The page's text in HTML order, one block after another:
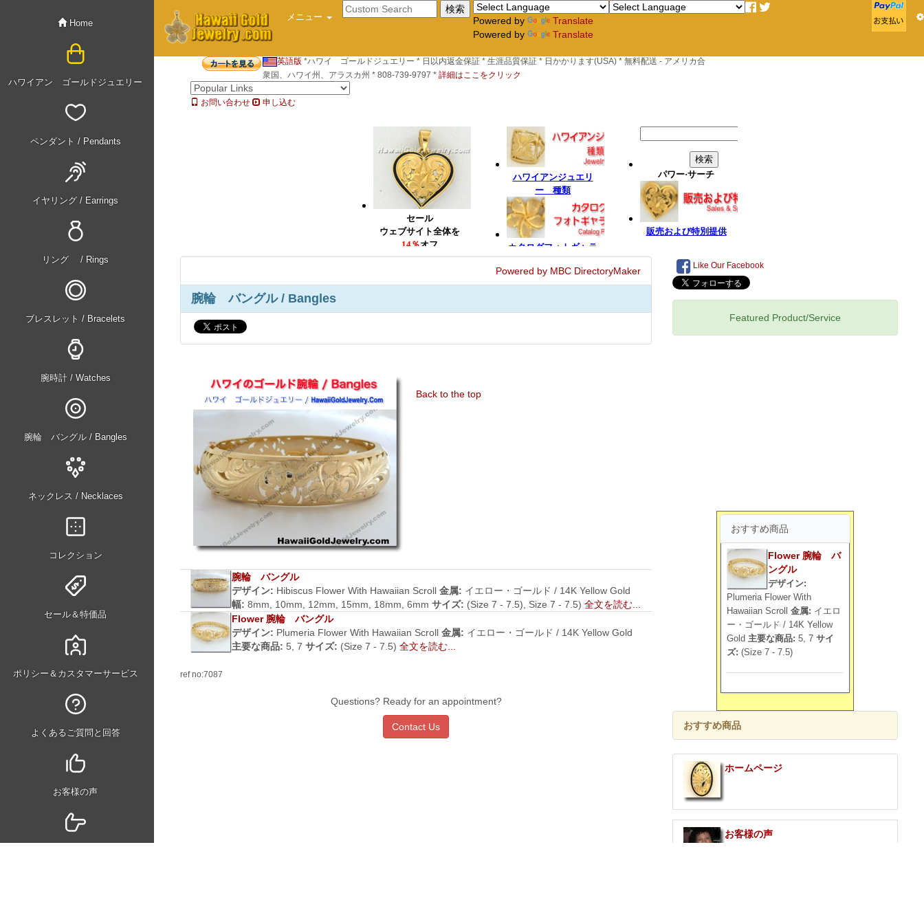
Home
ハワイアン ゴールドジュエリー
ペンダント / Pendants
イヤリング / Earrings
リング / Rings
ブレスレット / Bracelets
腕時計 / Watches
腕輪 バングル / Bangles
ネックレス / Necklaces
コレクション
セール＆特価品
ポリシー＆カスタマーサービス
よくあるご質問と回答
お客様の声
メニュー Powered by
Translate
Powered by
Translate
英語版 *ハワイ ゴールドジュエリー * 日以内返金保証 * 生涯品質保証 * 日かかります(USA) * 無料配送 - アメリカ合
衆国、ハワイ州、アラスカ州 * 808-739-9797 * 詳細はここをクリック
お問い合わせ 申し込む
Powered by MBC DirectoryMaker
腕輪 バングル / Bangles
Back to the top
腕輪 バングル
デザイン: Hibiscus Flower With Hawaiian Scroll 金属: イエロー・ゴールド / 14K Yellow Gold
幅: 8mm, 10mm, 12mm, 15mm, 18mm, 6mm サイズ: (Size 7 - 7.5), Size 7 - 7.5) 全文を読む...
Flower 腕輪 バングル
デザイン: Plumeria Flower With Hawaiian Scroll 金属: イエロー・ゴールド / 14K Yellow Gold
主要な商品: 5, 7 サイズ: (Size 7 - 7.5) 全文を読む...
ref no:7087
Questions? Ready for an appointment?
Contact Us
Like Our Facebook
Featured Product/Service
おすすめ商品
Flower 腕輪 バ
ングル
デザイン:
Plumeria Flower With
Hawaiian Scroll 金属: イエロ
ー・ゴールド / 14K Yellow
Gold 主要な商品: 5, 7 サイ
ズ: (Size 7 - 7.5)
おすすめ商品
ホームページ
お客様の声